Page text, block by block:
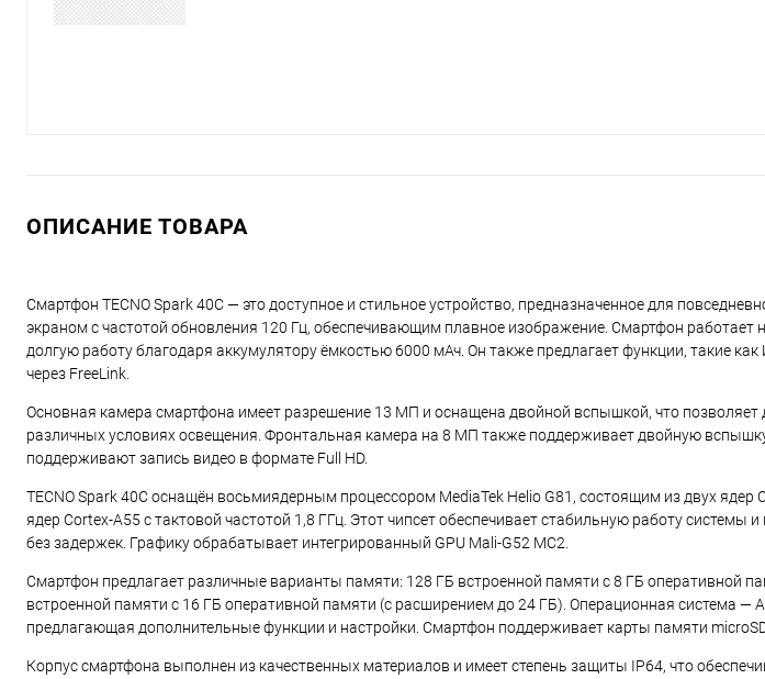
ОПИСАНИЕ ТОВАРА
Смартфон TECNO Spark 40C — это доступное и стильное устройство, предназначенное для
экраном с частотой обновления 120 Гц, обеспечивающим плавное изображение. Смартфон работает
долгую работу благодаря аккумулятору ёмкостью 6000 мАч. Он также предлагает функции, такие
через FreeLink.
Основная камера смартфона имеет разрешение 13 МП и оснащена двойной вспышкой, что позволяет
различных условиях освещения. Фронтальная камера на 8 МП также поддерживает двойную
поддерживают запись видео в формате Full HD.
TECNO Spark 40C оснащён восьмиядерным процессором MediaTek Helio G81, состоящим из двух ядер
ядер Cortex-A55 с тактовой частотой 1,8 ГГц. Этот чипсет обеспечивает стабильную работу системы
без задержек. Графику обрабатывает интегрированный GPU Mali-G52 MC2.
Смартфон предлагает различные варианты памяти: 128 ГБ встроенной памяти с 8 ГБ оперативной
встроенной памяти с 16 ГБ оперативной памяти (с расширением до 24 ГБ). Операционная система —
предлагающая дополнительные функции и настройки. Смартфон поддерживает карты памяти
Корпус смартфона выполнен из качественных материалов и имеет степень защиты IP64, что